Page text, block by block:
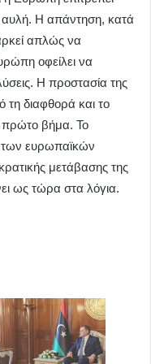
αυλή. Η απάντηση, κατά
απλώς να
οφείλει να
Η προστασία της
τη διαφθορά και το
πρώτο βήμα. Το
των ευρωπαϊκών
μετάβασης της
ως τώρα στα λόγια.